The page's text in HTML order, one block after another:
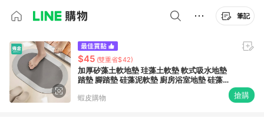
筆記
$45 (雙重省$42)
加厚矽藻土軟地墊 珪藻土軟墊 軟式吸水地墊
踏墊 腳踏墊 硅藻泥軟墊 廚房浴室地墊 硅藻泥
蝦皮購物 搶購